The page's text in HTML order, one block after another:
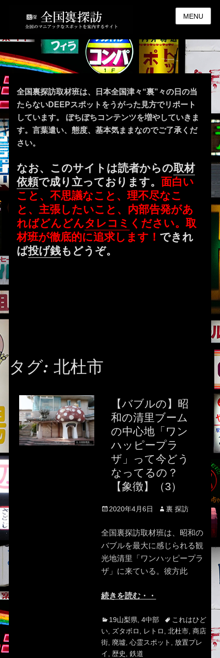
MENU
全国裏探訪取材班は、日本全国津々“裏”々の日の当
たらないDEEPスポットをうがった見方でリポート
しています。 ぼちぼちコンテンツを増やしていきま
す。言葉遣い、態度、基本気ままなのでご了承くだ
さい。
なお、このサイトは読者からの取材
依頼で成り立っております。面白い
こと、不思議なこと、理不尽なこ
と、主張したいこと、内部告発があ
ればどんどんタレコミ ください。取
材班が徹底的に追求します！ できれ
ば投げ銭もどうぞ。
タグ: 北杜市
【バブルの】昭
和の清里ブーム
の中心地「ワン
ハッピープラ
ザ」って今どう
なってるの？
【象徴】（3）
Posted
2020年4月6日 Author
裏 探訪
全国裏探訪取材班は、昭和の
バブルを最大に感じられる観
光地清里「ワンハッピープラ
ザ」に来ている。彼方此
続きを読む・・
Categories
19山梨県 4中部 Tagsこれはひど
い, ズタボロ レトロ 北杜市, 商店
街, 廃墟 心霊スポット
放置プレ
イ
歴史 鉄道